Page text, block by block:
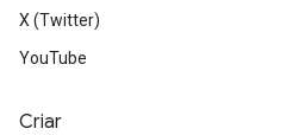
X (Twitter)
YouTube
Criar